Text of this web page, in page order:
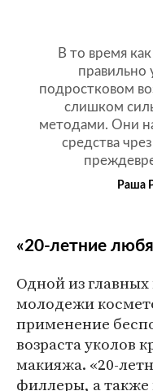
В то время
правильно
подростковом
слишком
методами. Они
средства
Раша
«20-летние
Одной из
молодежи
применение
возраста уколов
макияжа. «20-
филлеры, а